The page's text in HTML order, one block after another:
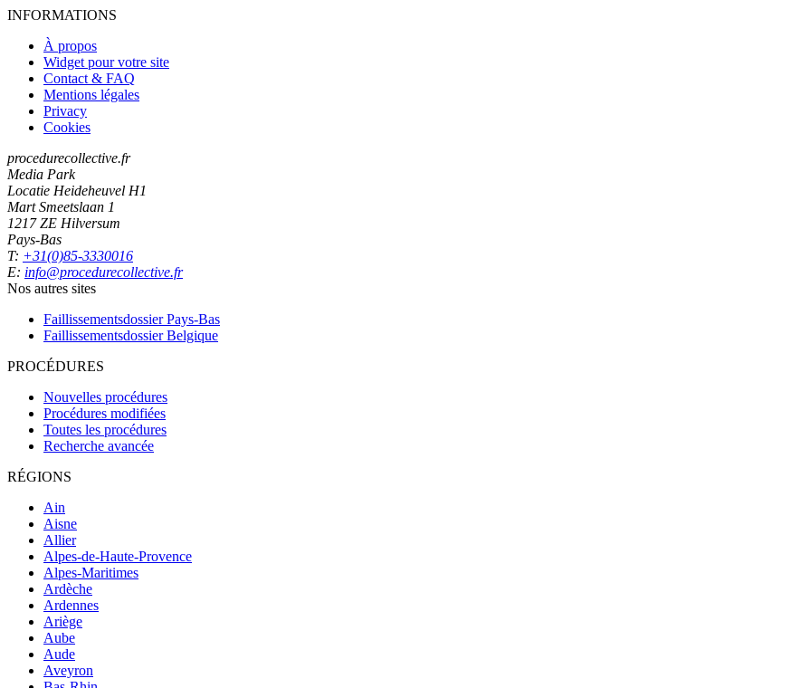
INFORMATIONS
À propos
Widget pour votre site
Contact & FAQ
Mentions légales
Privacy
Cookies
procedurecollective.fr
Media Park
Locatie Heideheuvel H1
Mart Smeetslaan 1
1217 ZE Hilversum
Pays-Bas
T: +31(0)85-3330016
E: info@procedurecollective.fr
Nos autres sites
Faillissementsdossier Pays-Bas
Faillissementsdossier Belgique
PROCÉDURES
Nouvelles procédures
Procédures modifiées
Toutes les procédures
Recherche avancée
RÉGIONS
Ain
Aisne
Allier
Alpes-de-Haute-Provence
Alpes-Maritimes
Ardèche
Ardennes
Ariège
Aube
Aude
Aveyron